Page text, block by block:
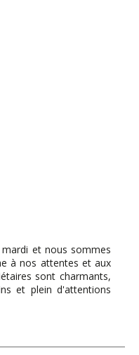
et nous sommes
à nos attentes et aux
sont charmants,
et plein d'attentions